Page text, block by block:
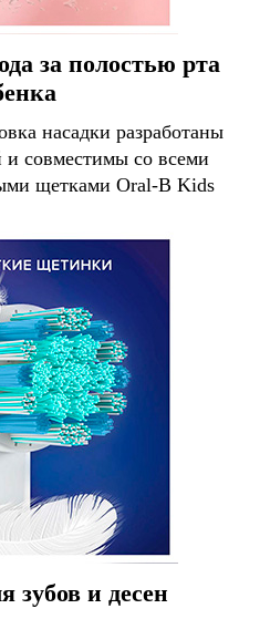
за полостью рта
насадки разработаны
и совместимы со всеми
щетками Oral-B Kids
зубов и десен